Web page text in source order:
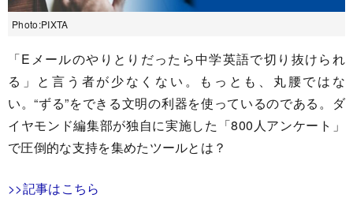
Photo:PIXTA
「Eメールのやりとりだったら中学英語で切り抜けられ
る」と言う者が少なくない。もっとも、丸腰ではな
い。“ずる”をできる文明の利器を使っているのである。ダ
イヤモンド編集部が独自に実施した「800人アンケート」
で圧倒的な支持を集めたツールとは？
>>記事はこちら